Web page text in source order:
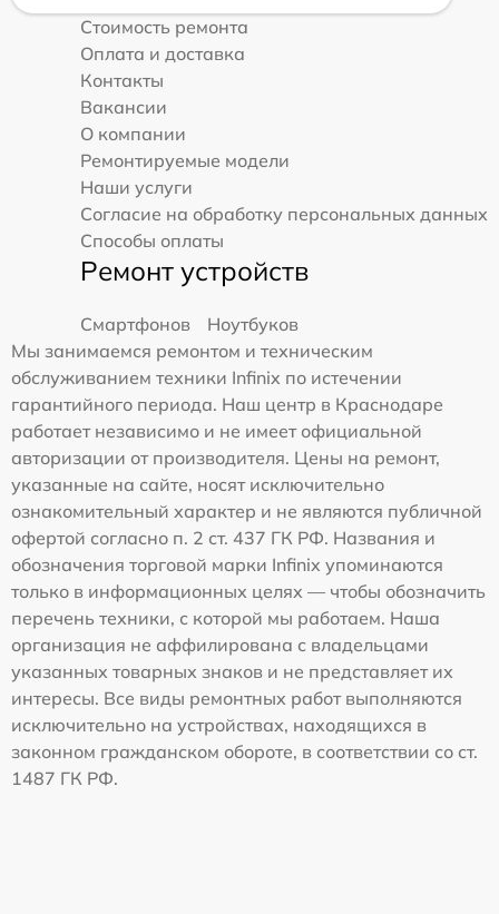
Стоимость ремонта
Оплата и доставка
Контакты
Вакансии
О компании
Ремонтируемые модели
Наши услуги
Согласие на обработку персональных данных
Способы оплаты
Ремонт устройств
Смартфонов
Ноутбуков
Мы занимаемся ремонтом и техническим
обслуживанием техники Infinix по истечении
гарантийного периода. Наш центр в Краснодаре
работает независимо и не имеет официальной
авторизации от производителя. Цены на ремонт,
указанные на сайте, носят исключительно
ознакомительный характер и не являются публичной
офертой согласно п. 2 ст. 437 ГК РФ. Названия и
обозначения торговой марки Infinix упоминаются
только в информационных целях — чтобы обозначить
перечень техники, с которой мы работаем. Наша
организация не аффилирована с владельцами
указанных товарных знаков и не представляет их
интересы. Все виды ремонтных работ выполняются
исключительно на устройствах, находящихся в
законном гражданском обороте, в соответствии со ст.
1487 ГК РФ.